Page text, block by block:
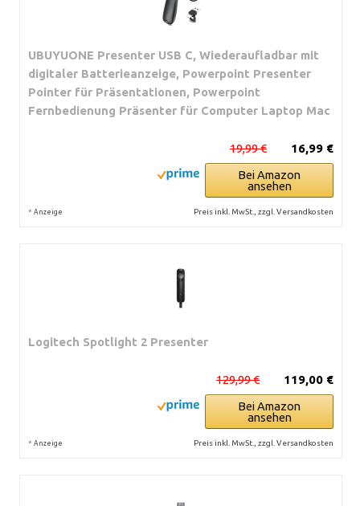
UBUYUONE Presenter USB C, Wiederaufladbar mit
digitaler Batterieanzeige, Powerpoint Presenter
Pointer für Präsentationen, Powerpoint
Fernbedienung Präsenter für Computer Laptop Mac
16,99 €
19,99 €
Bei Amazon
ansehen
* Anzeige Preis inkl. MwSt., zzgl. Versandkosten
Logitech Spotlight 2 Presenter
119,00 €
129,99 €
Bei Amazon
ansehen
* Anzeige Preis inkl. MwSt., zzgl. Versandkosten